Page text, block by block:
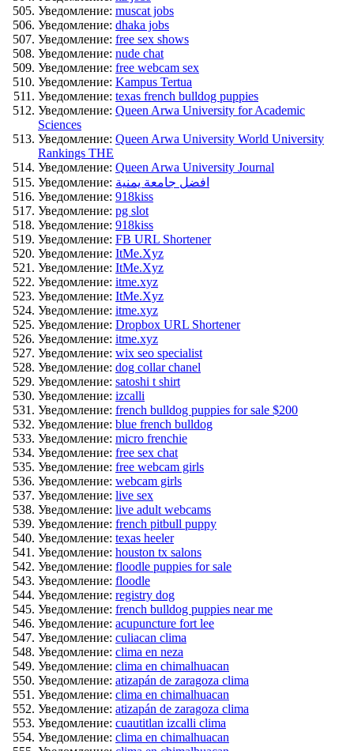
Уведомление: muscat jobs
Уведомление: dhaka jobs
Уведомление: free sex shows
Уведомление: nude chat
Уведомление: free webcam sex
Уведомление: Kampus Tertua
Уведомление: texas french bulldog puppies
Уведомление: Queen Arwa University for Academic
Sciences
Уведомление: Queen Arwa University World University
Rankings THE
Уведомление: Queen Arwa University Journal
Уведомление: افضل جامعة يمنية
Уведомление: 918kiss
Уведомление: pg slot
Уведомление: 918kiss
Уведомление: FB URL Shortener
Уведомление: ItMe.Xyz
Уведомление: ItMe.Xyz
Уведомление: itme.xyz
Уведомление: ItMe.Xyz
Уведомление: itme.xyz
Уведомление: Dropbox URL Shortener
Уведомление: itme.xyz
Уведомление: wix seo specialist
Уведомление: dog collar chanel
Уведомление: satoshi t shirt
Уведомление: izcalli
Уведомление: french bulldog puppies for sale $200
Уведомление: blue french bulldog
Уведомление: micro frenchie
Уведомление: free sex chat
Уведомление: free webcam girls
Уведомление: webcam girls
Уведомление: live sex
Уведомление: live adult webcams
Уведомление: french pitbull puppy
Уведомление: texas heeler
Уведомление: houston tx salons
Уведомление: floodle puppies for sale
Уведомление: floodle
Уведомление: registry dog
Уведомление: french bulldog puppies near me
Уведомление: acupuncture fort lee
Уведомление: culiacan clima
Уведомление: clima en neza
Уведомление: clima en chimalhuacan
Уведомление: atizapán de zaragoza clima
Уведомление: clima en chimalhuacan
Уведомление: atizapán de zaragoza clima
Уведомление: cuautitlan izcalli clima
Уведомление: clima en chimalhuacan